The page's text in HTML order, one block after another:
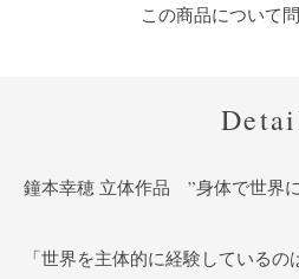
この商品について
鐘本幸穂 立体作品 ”身体で世界
「世界を主体的に経験している